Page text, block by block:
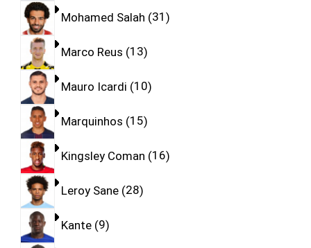
Mohamed Salah 31
Marco Reus 13
Mauro Icardi 10
Marquinhos 15
Kingsley Coman 16
Leroy Sane 28
Kante 9